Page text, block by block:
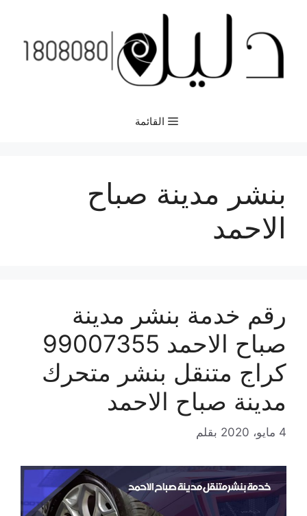
المحتوى
القائمة
بنشر مدينة صباح
الاحمد
رقم خدمة بنشر مدينة
صباح الاحمد 99007355
كراج متنقل بنشر متحرك
مدينة صباح الاحمد
4 مايو، 2020 بقلم